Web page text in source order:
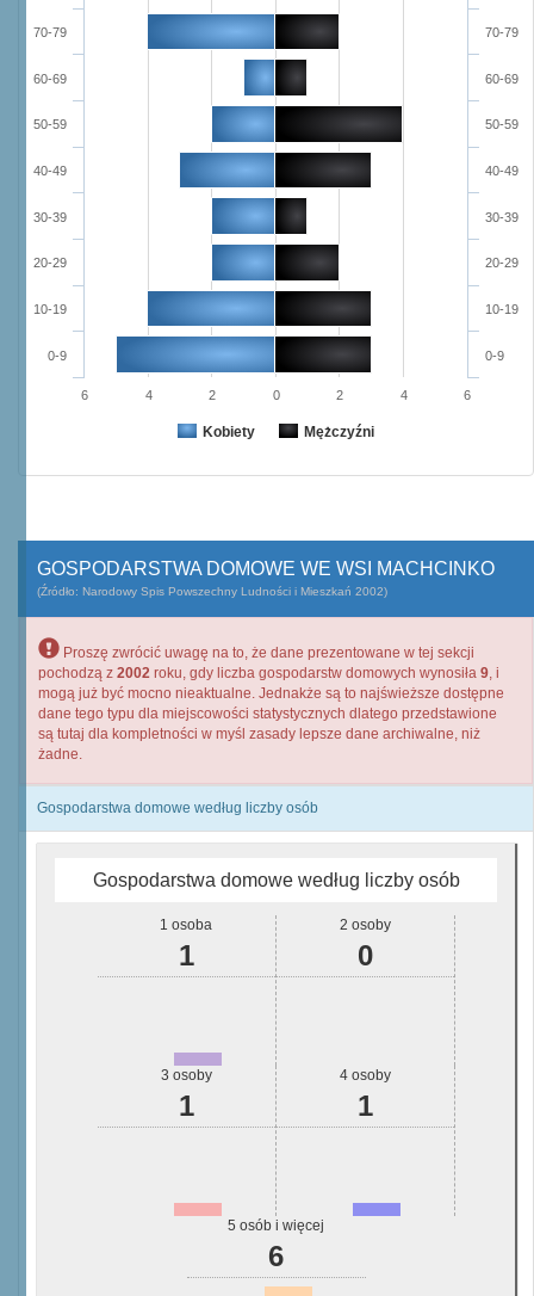
Kobiety Mężczyźni
0-9
10-19
20-29
30-39
40-49
50-59
60-69
70-79
0-9
10-19
20-29
30-39
40-49
50-59
60-69
70-79
6 4 2 0 2 4 6
GOSPODARSTWA DOMOWE WE WSI MACHCINKO
(Źródło: Narodowy Spis Powszechny Ludności i Mieszkań 2002)
Proszę zwrócić uwagę na to, że dane prezentowane w tej sekcji
pochodzą z 2002 roku, gdy liczba gospodarstw domowych wynosiła 9, i
mogą już być mocno nieaktualne. Jednakże są to najświeższe dostępne
dane tego typu dla miejscowości statystycznych dlatego przedstawione
są tutaj dla kompletności w myśl zasady lepsze dane archiwalne, niż
żadne.
Gospodarstwa domowe według liczby osób
Gospodarstwa domowe według liczby osób
1 osoba
1
2 osoby
0
3 osoby
1
4 osoby
1
5 osób i więcej
6